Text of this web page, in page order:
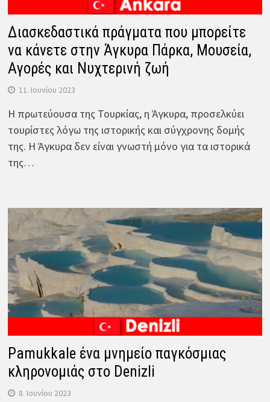
Διασκεδαστικά πράγματα που μπορείτε
να κάνετε στην Άγκυρα Πάρκα, Μουσεία,
Αγορές και Νυχτερινή ζωή
11. Ιουνίου 2023
Η πρωτεύουσα της Τουρκίας, η Άγκυρα, προσελκύει
τουρίστες λόγω της ιστορικής και σύγχρονης δομής
της. Η Άγκυρα δεν είναι γνωστή μόνο για τα ιστορικά
της…
Pamukkale ένα μνημείο παγκόσμιας
κληρονομιάς στο Denizli
8. Ιουνίου 2023